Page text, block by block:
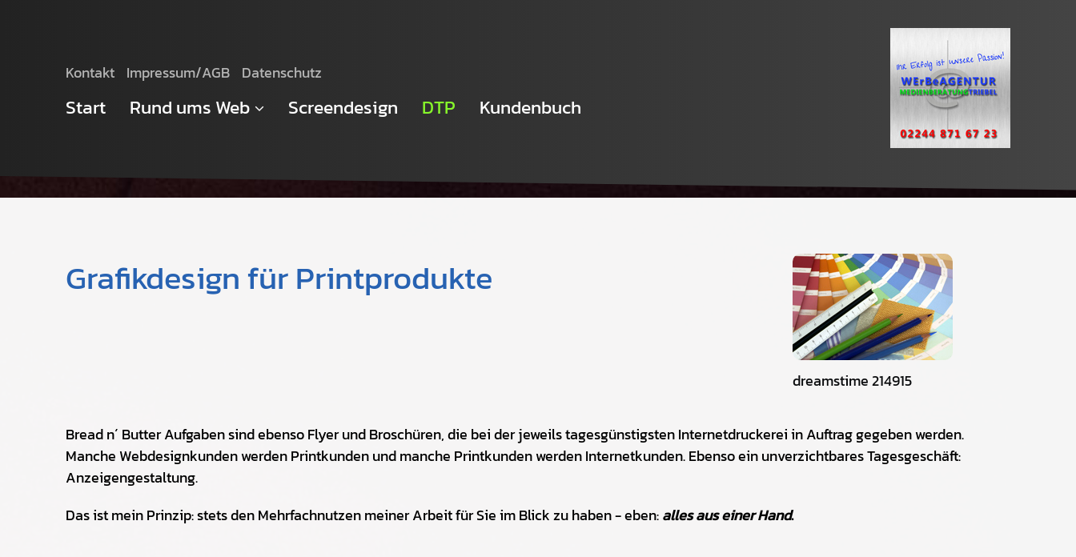
Kontakt Impressum/AGB Datenschutz
Start Rund ums Web Screendesign DTP Kundenbuch
Grafikdesign für Printprodukte
dreamstime 214915
Bread n´ Butter Aufgaben sind ebenso Flyer und Broschüren, die bei der jeweils tagesgünstigsten Internetdruckerei in Auftrag gegeben werden.
Manche Webdesignkunden werden Printkunden und manche Printkunden werden Internetkunden. Ebenso ein unverzichtbares Tagesgeschäft:
Anzeigengestaltung.
Das ist mein Prinzip: stets den Mehrfachnutzen meiner Arbeit für Sie im Blick zu haben - eben:alles aus einer Hand.